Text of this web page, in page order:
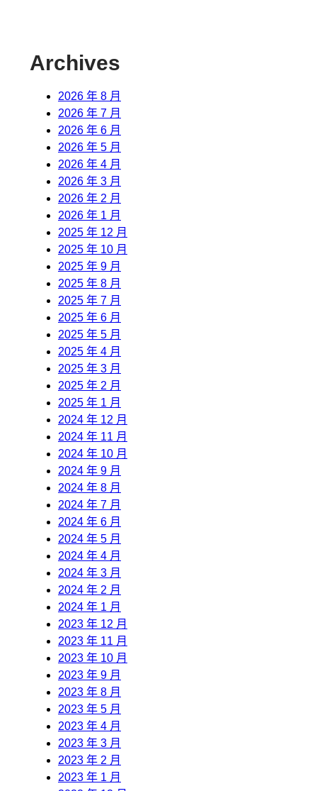
Archives
2026 年 8 月
2026 年 7 月
2026 年 6 月
2026 年 5 月
2026 年 4 月
2026 年 3 月
2026 年 2 月
2026 年 1 月
2025 年 12 月
2025 年 10 月
2025 年 9 月
2025 年 8 月
2025 年 7 月
2025 年 6 月
2025 年 5 月
2025 年 4 月
2025 年 3 月
2025 年 2 月
2025 年 1 月
2024 年 12 月
2024 年 11 月
2024 年 10 月
2024 年 9 月
2024 年 8 月
2024 年 7 月
2024 年 6 月
2024 年 5 月
2024 年 4 月
2024 年 3 月
2024 年 2 月
2024 年 1 月
2023 年 12 月
2023 年 11 月
2023 年 10 月
2023 年 9 月
2023 年 8 月
2023 年 5 月
2023 年 4 月
2023 年 3 月
2023 年 2 月
2023 年 1 月